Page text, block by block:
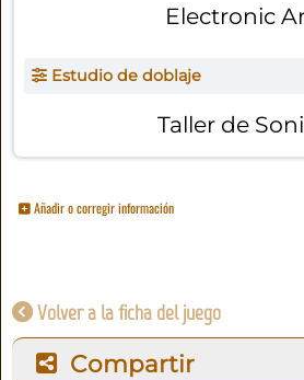
Electronic
Estudio de doblaje
Taller de
Añadir o corregir información
Volver a la ficha del juego
Compartir